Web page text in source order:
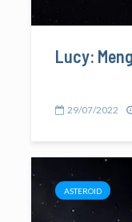
Lucy:
29/07/2022
ASTEROID